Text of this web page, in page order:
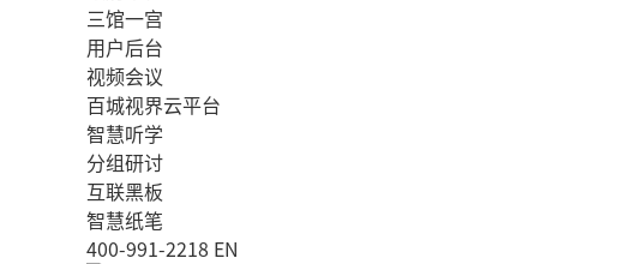
三馆一宫
用户后台
视频会议
百城视界云平台
智慧听学
分组研讨
互联黑板
智慧纸笔
400-991-2218 EN